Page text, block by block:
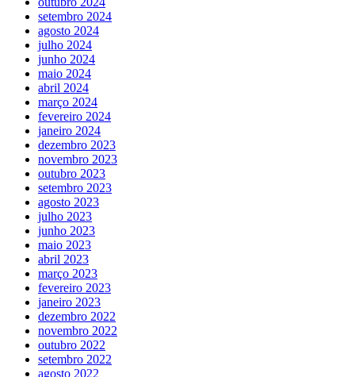
setembro 2024
agosto 2024
julho 2024
junho 2024
maio 2024
abril 2024
março 2024
fevereiro 2024
janeiro 2024
dezembro 2023
novembro 2023
outubro 2023
setembro 2023
agosto 2023
julho 2023
junho 2023
maio 2023
abril 2023
março 2023
fevereiro 2023
janeiro 2023
dezembro 2022
novembro 2022
outubro 2022
setembro 2022
agosto 2022